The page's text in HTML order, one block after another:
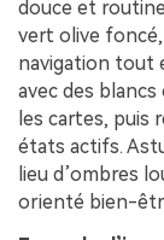
douce et
vert olive
navigation tout
avec des
les cartes,
états actifs.
lieu d’ombres
orienté bien-